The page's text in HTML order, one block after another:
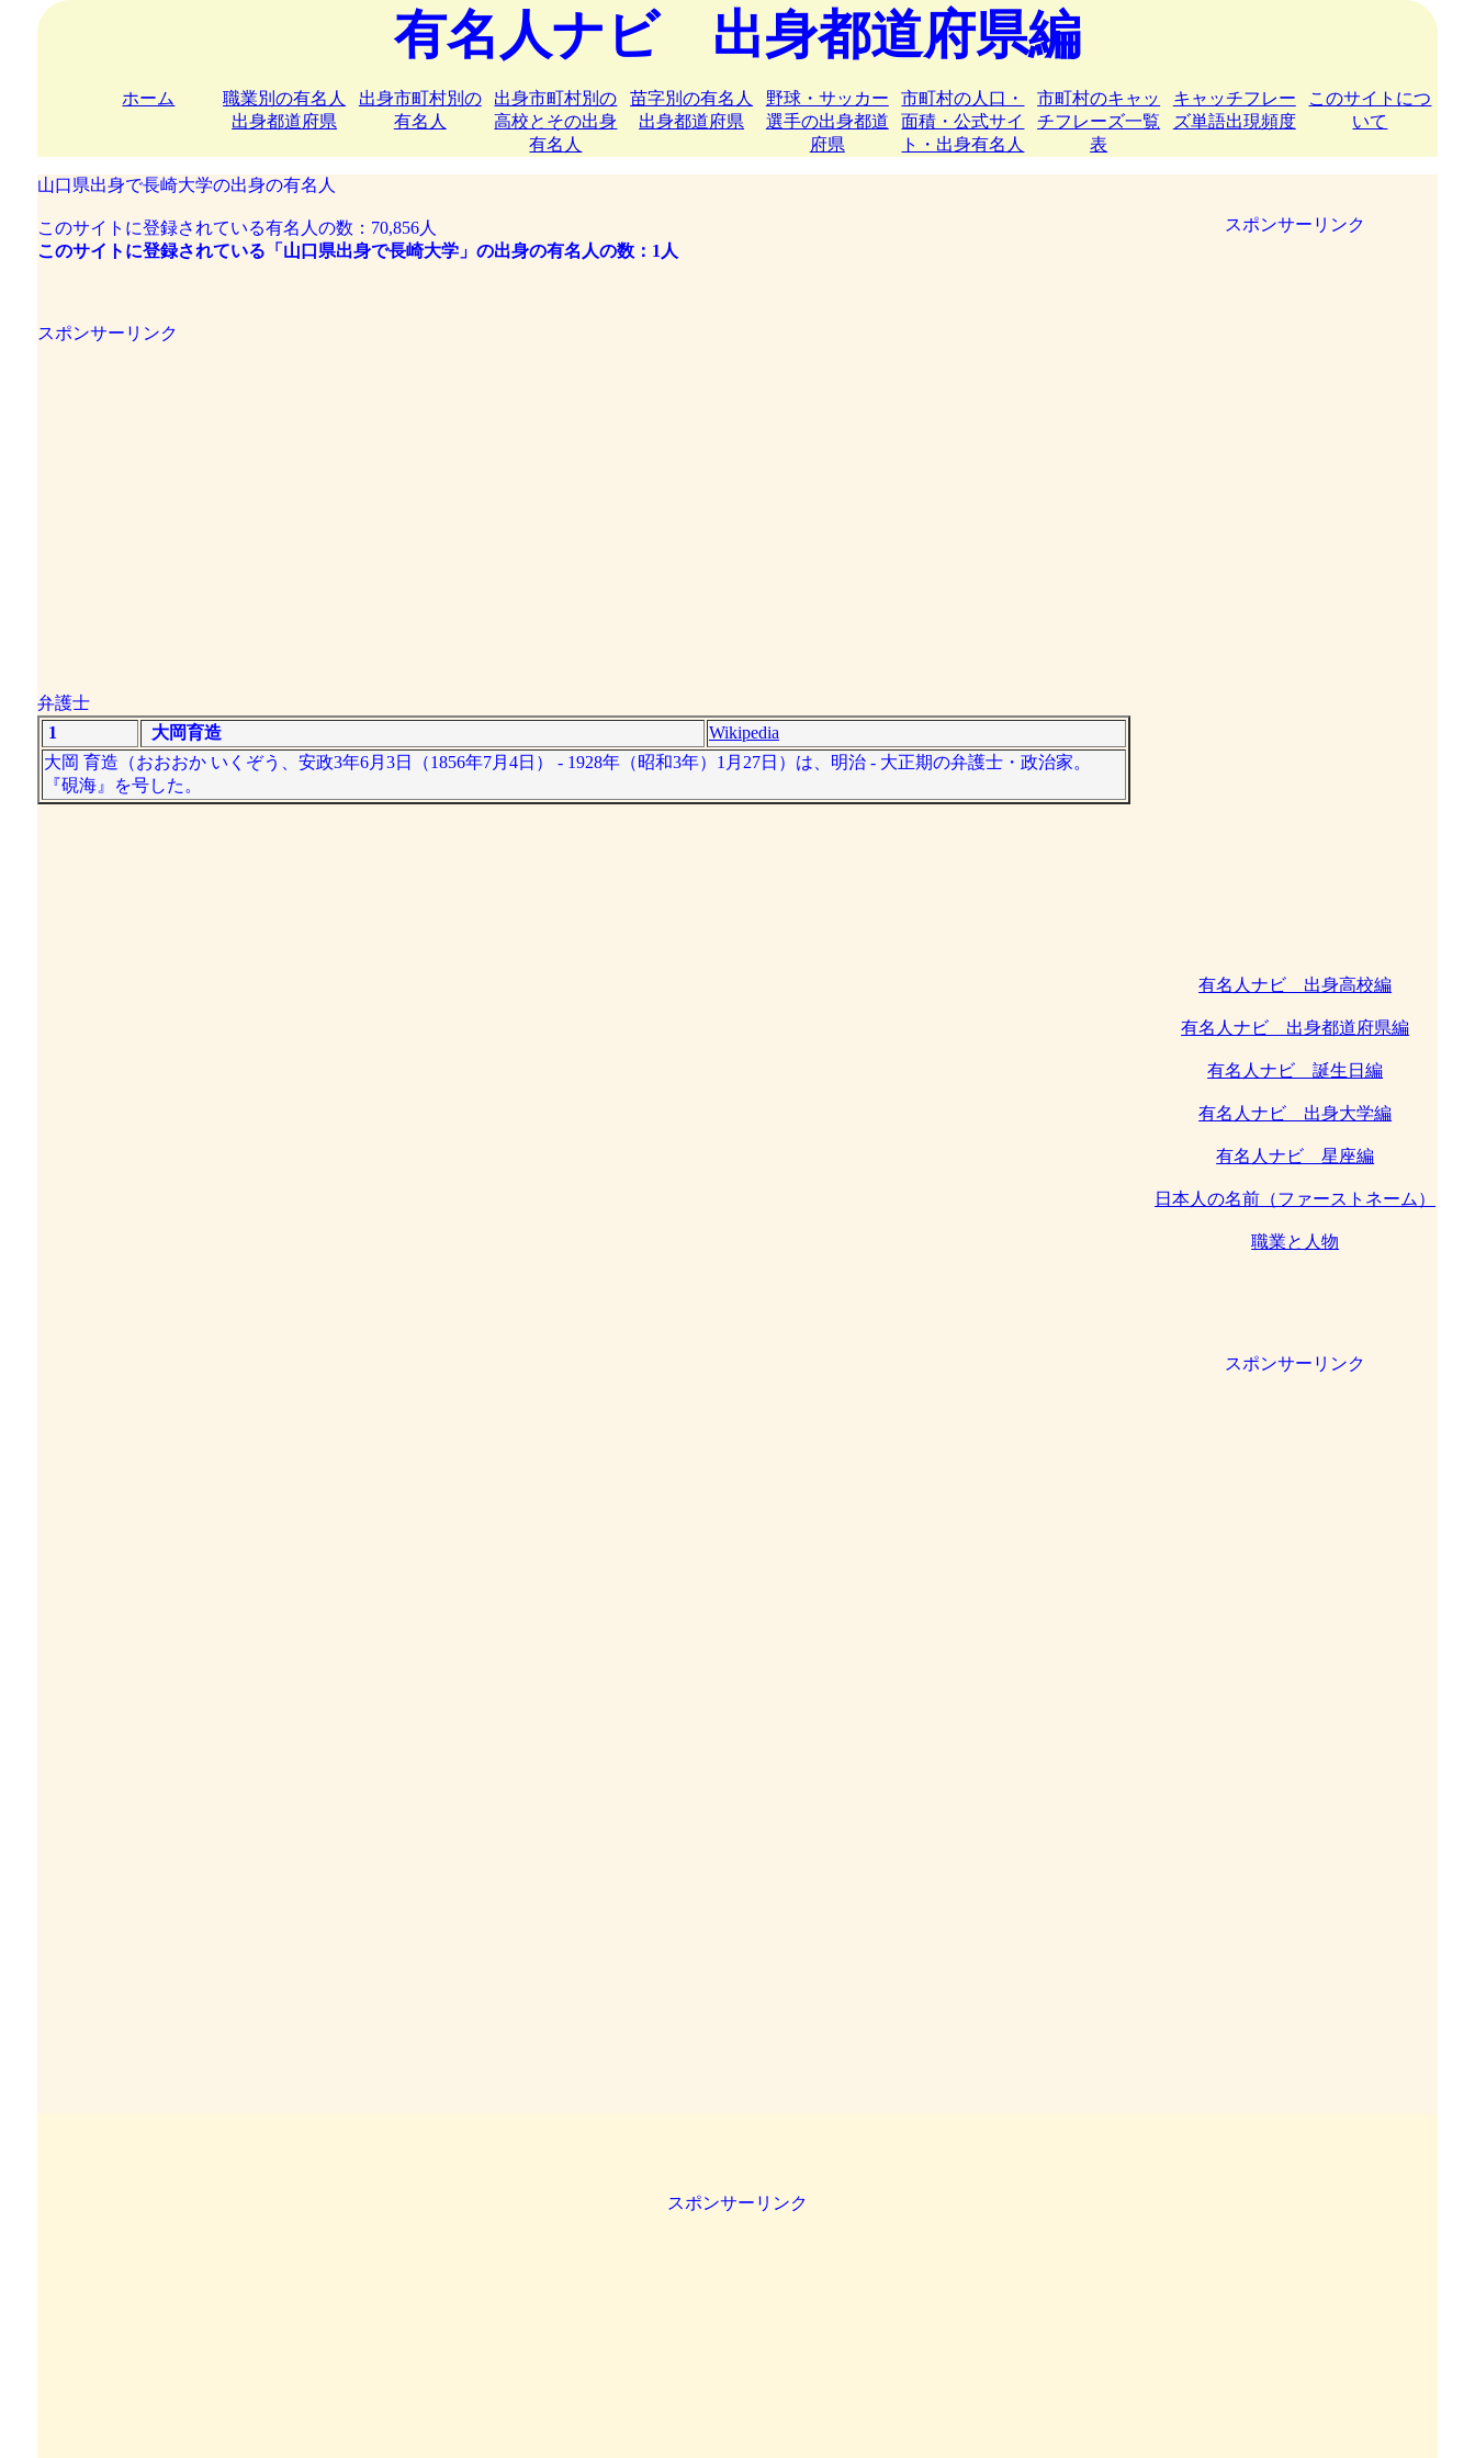
有名人ナビ 出身都道府県編
ホーム
職業別の有名人
出身都道府県
出身市町村別の
有名人
出身市町村別の
高校とその出身
有名人
苗字別の有名人
出身都道府県
野球・サッカー
選手の出身都道
府県
市町村の人口・
面積・公式サイ
ト・出身有名人
市町村のキャッ
チフレーズ一覧
表
キャッチフレー
ズ単語出現頻度
このサイトにつ
いて
山口県出身で長崎大学の出身の有名人
このサイトに登録されている有名人の数：70,856人
このサイトに登録されている「山口県出身で長崎大学」の出身の有名人の数：1人
スポンサーリンク
弁護士
1
大岡育造
Wikipedia
大岡 育造（おおおか いくぞう、安政3年6月3日（1856年7月4日） - 1928年（昭和3年）1月27日）は、明治 - 大正期の弁護士・政治家。
『硯海』を号した。
スポンサーリンク
有名人ナビ 出身高校編
有名人ナビ 出身都道府県編
有名人ナビ 誕生日編
有名人ナビ 出身大学編
有名人ナビ 星座編
日本人の名前（ファーストネーム）
職業と人物
スポンサーリンク
スポンサーリンク